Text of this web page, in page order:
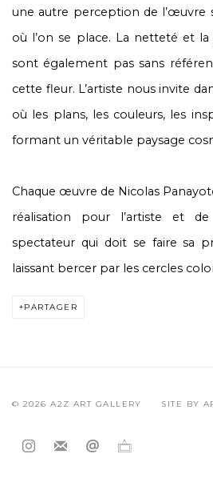
une autre perception de l’œuvre
où l’on se place. La netteté et
sont également pas sans
cette fleur. L’artiste nous invite
où les plans, les couleurs, les
formant un véritable paysage
Chaque œuvre de Nicolas
réalisation pour l’artiste et
spectateur qui doit se faire sa
laissant bercer par les cercles
PARTAGER
© 2026 A2Z ART GALLERY SITE BY